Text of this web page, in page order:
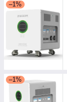
–1%
–1%